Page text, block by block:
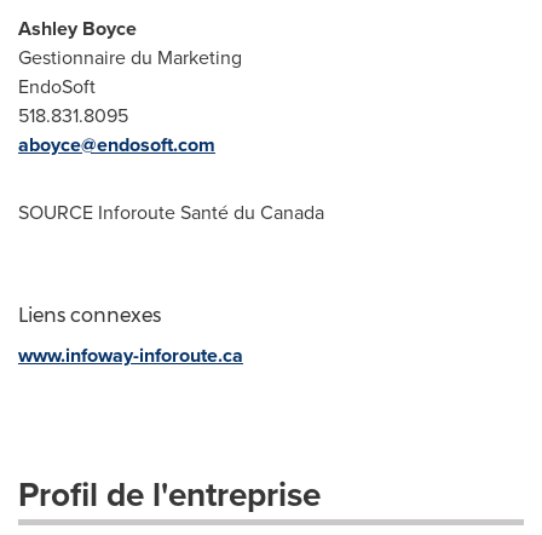
Ashley Boyce
Gestionnaire du Marketing
EndoSoft
518.831.8095
aboyce@endosoft.com
SOURCE Inforoute Santé du Canada
Liens connexes
www.infoway-inforoute.ca
Profil de l'entreprise